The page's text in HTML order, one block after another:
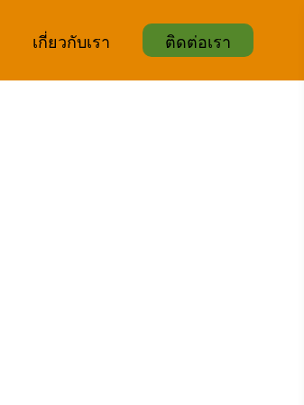
เกี่ยวกับเรา ติดต่อเรา